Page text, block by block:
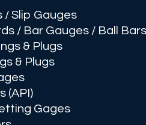
/ Slip Gauges
/ Bar Gauges / Ball Bars
& Plugs
& Plugs
(API)
Gages